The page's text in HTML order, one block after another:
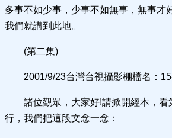
多事不如少事，少事不如無事，無事才
我們就講到此地。
(第二集)
2001/9/23台灣台視攝影棚檔名：
諸位觀眾，大家好!請掀開經本，看
行，我們把這段文念一念：